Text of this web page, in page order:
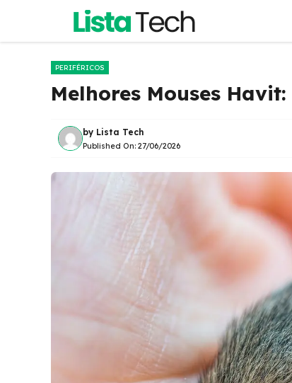
o
PERIFÉRICOS
Melhores Mouses
by Lista Tech
Published On: 27/06/2026